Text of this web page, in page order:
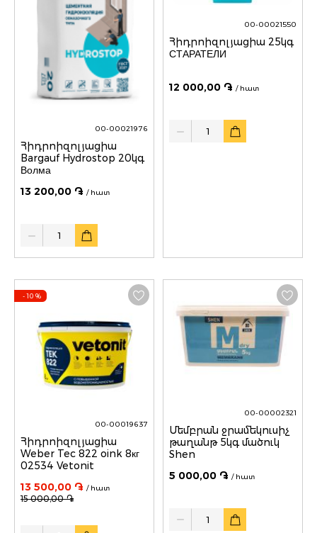
00-00021976
Հիդրոիզոլյացիա
Bargauf Hydrostop 20կգ
Волма
13 200,00 ֏ / հատ
Quantity
00-00021550
Հիդրոիզոլյացիա 25կգ
СТАРАТЕЛИ
12 000,00 ֏ / հատ
Quantity
- 10 %
00-00019637
Հիդրոիզոլյացիա
Weber Tec 822 oink 8кг
02534 Vetonit
13 500,00 ֏ / հատ
15 000,00 ֏
Quantity
00-00002321
Մեմբրան ջրամեկուսիչ
թաղանթ 5կգ մածուկ
Shen
5 000,00 ֏ / հատ
Quantity